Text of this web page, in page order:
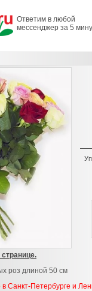
Ответим в любой
мессенджер за 5
роз длиной 50 см
Санкт-Петербурге и